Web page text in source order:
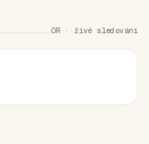
OR · živé sledování